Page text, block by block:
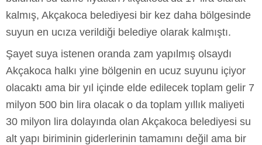
kalmış, Akçakoca belediyesi bir kez daha bölgesinde
suyun en ucıza verildiği belediye olarak kalmıştı.
Şayet suya istenen oranda zam yapılmış olsaydı
Akçakoca halkı yine bölgenin en ucuz suyunu içiyor
olacaktı ama bir yıl içinde elde edilecek toplam gelir 7
milyon 500 bin lira olacak o da toplam yıllık maliyeti
30 milyon lira dolayında olan Akçakoca belediyesi su
alt yapı biriminin giderlerinin tamamını değil ama bir